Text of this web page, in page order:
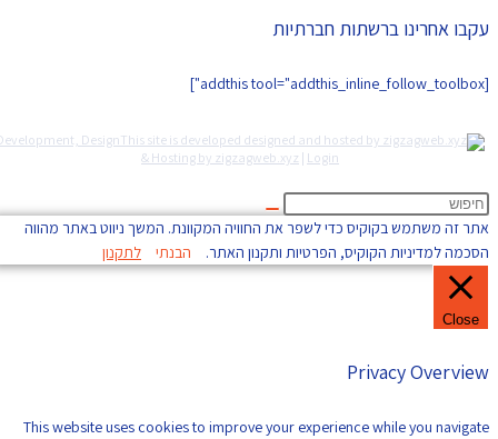
עקבו אחרינו ברשתות חברתיות
Development, Design
& Hosting by zigzagweb.xyz |Login
אתר זה משתמש בקוקיס כדי לשפר את החוויה המקוונת. המשך ניווט באתר מהווה
הסכמה למדיניות הקוקיס, הפרטיות ותקנון האתר.
הבנתי לתקנון
Close
Privacy Overview
This website uses cookies to improve your experience while you navigate